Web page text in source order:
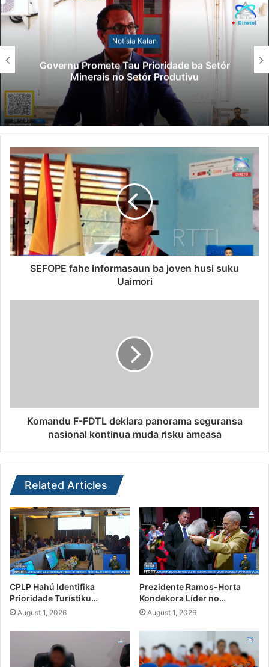
Notísia Kalan
Governu Promete Tau Prioridade ba Setór
Minerais no Setór Produtivu
SEFOPE fahe informasaun ba joven husi suku
Uaimori
Komandu F-FDTL deklara panorama seguransa
nasional kontinua muda risku ameasa
Related Articles
CPLP Hahú Identifika
Prioridade Turístiku…
August 1, 2026
Prezidente Ramos-Horta
Kondekora Líder no…
August 1, 2026